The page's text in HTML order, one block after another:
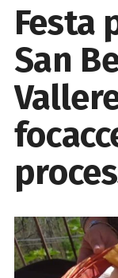
Festa
San